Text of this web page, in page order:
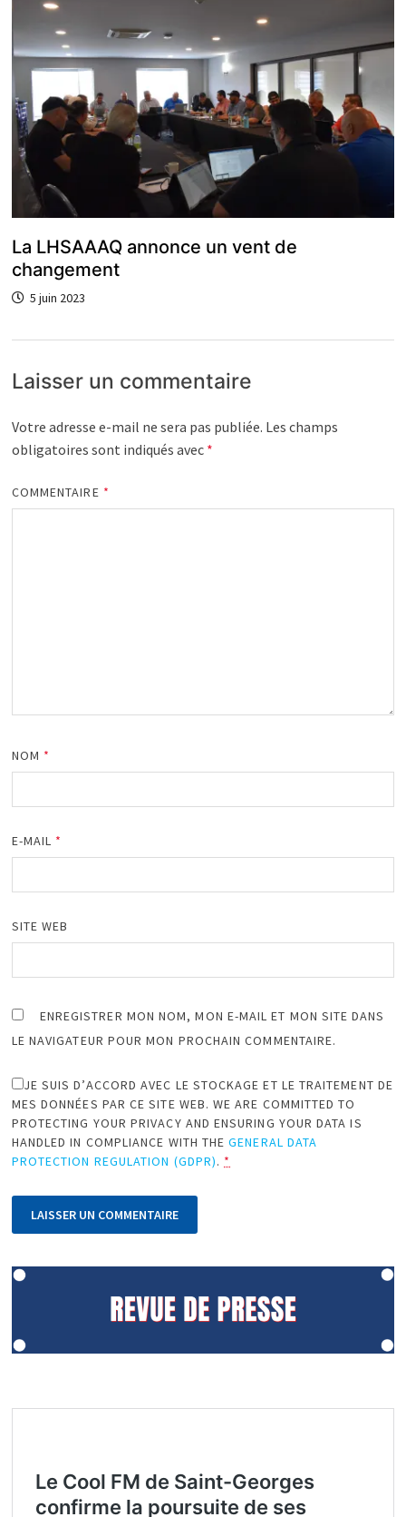
La LHSAAAQ annonce un vent de
changement
5 juin 2023
Laisser un commentaire
Votre adresse e-mail ne sera pas publiée. Les champs
obligatoires sont indiqués avec *
COMMENTAIRE *
NOM *
E-MAIL *
SITE WEB
ENREGISTRER MON NOM, MON E-MAIL ET MON SITE DANS
LE NAVIGATEUR POUR MON PROCHAIN COMMENTAIRE.
JE SUIS D’ACCORD AVEC LE STOCKAGE ET LE TRAITEMENT DE
MES DONNÉES PAR CE SITE WEB. WE ARE COMMITTED TO
PROTECTING YOUR PRIVACY AND ENSURING YOUR DATA IS
HANDLED IN COMPLIANCE WITH THEGENERAL DATA
PROTECTION REGULATION (GDPR). *